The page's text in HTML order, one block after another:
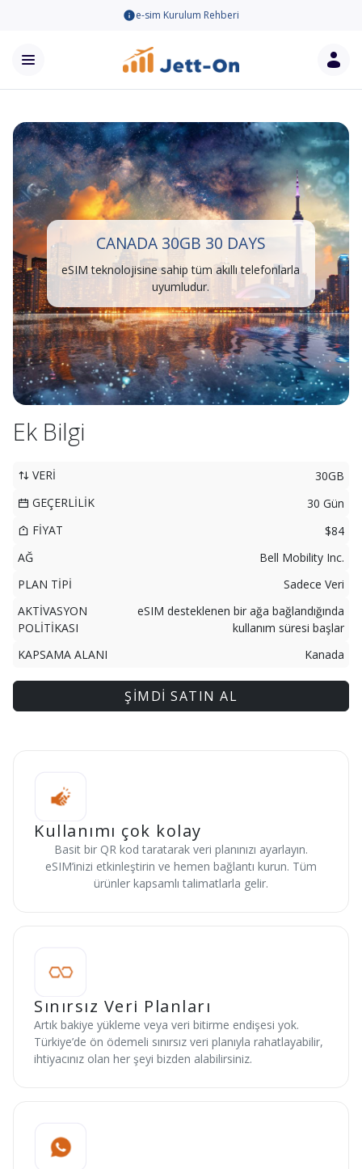
e-sim Kurulum Rehberi
CANADA 30GB 30 DAYS
eSIM teknolojisine sahip tüm akıllı telefonlarla
uyumludur.
Ek Bilgi
VERİ
30GB
GEÇERLİLİK
30 Gün
FİYAT
$84
AĞ
Bell Mobility Inc.
PLAN TİPİ
Sadece Veri
AKTİVASYON
POLİTİKASI
eSIM desteklenen bir ağa bağlandığında
kullanım süresi başlar
KAPSAMA ALANI
Kanada
ŞİMDİ SATIN AL
Kullanımı çok kolay
Basit bir QR kod taratarak veri planınızı ayarlayın.
eSIM’inizi etkinleştirin ve hemen bağlantı kurun. Tüm
ürünler kapsamlı talimatlarla gelir.
Sınırsız Veri Planları
Artık bakiye yükleme veya veri bitirme endişesi yok.
Türkiye’de ön ödemeli sınırsız veri planıyla rahatlayabilir,
ihtiyacınız olan her şeyi bizden alabilirsiniz.